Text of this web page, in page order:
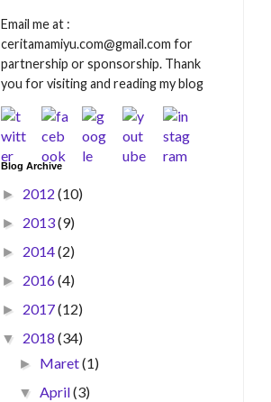
Email me at :
ceritamamiyu.com@gmail.com for
partnership or sponsorship. Thank
you for visiting and reading my blog
Blog Archive
► 2012 (10)
► 2013(9)
► 2014(2)
► 2016(4)
► 2017(12)
▼ 2018 (34)
► Maret(1)
▼April(3)